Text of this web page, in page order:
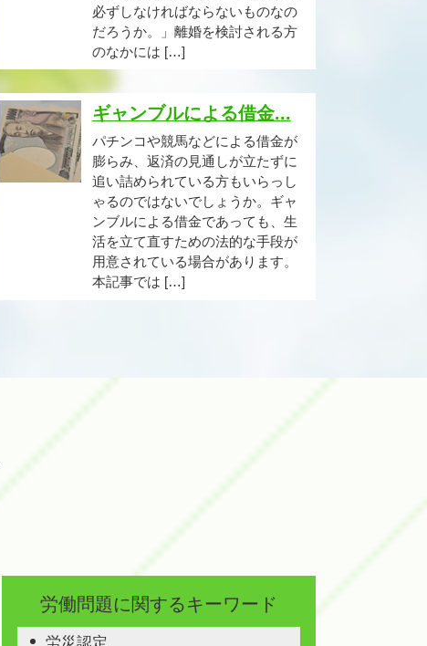
必ずしなければならないものなの
だろうか。」離婚を検討される方
のなかには […]
ギャンブルによる借金...
パチンコや競馬などによる借金が
膨らみ、返済の見通しが立たずに
追い詰められている方もいらっし
ゃるのではないでしょうか。ギャ
ンブルによる借金であっても、生
活を立て直すための法的な手段が
用意されている場合があります。
本記事では […]
労働問題に関するキーワード
労災認定